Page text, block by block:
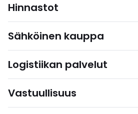
Hinnastot
Sähköinen kauppa
Logistiikan palvelut
Vastuullisuus